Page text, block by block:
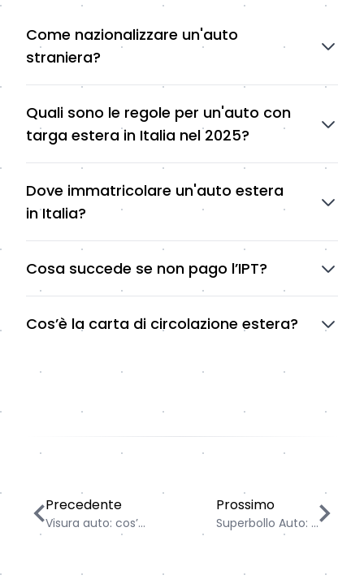
Come nazionalizzare un'auto
straniera?
Quali sono le regole per un'auto con
targa estera in Italia nel 2025?
Dove immatricolare un'auto estera
in Italia?
Cosa succede se non pago l’IPT?
Cos’è la carta di circolazione estera?
Visura auto: cos’è e come ottenerla guida completa
Precedente
Visura auto: cos’...
Superbollo Auto:
Prossimo
Superbollo Auto: ...